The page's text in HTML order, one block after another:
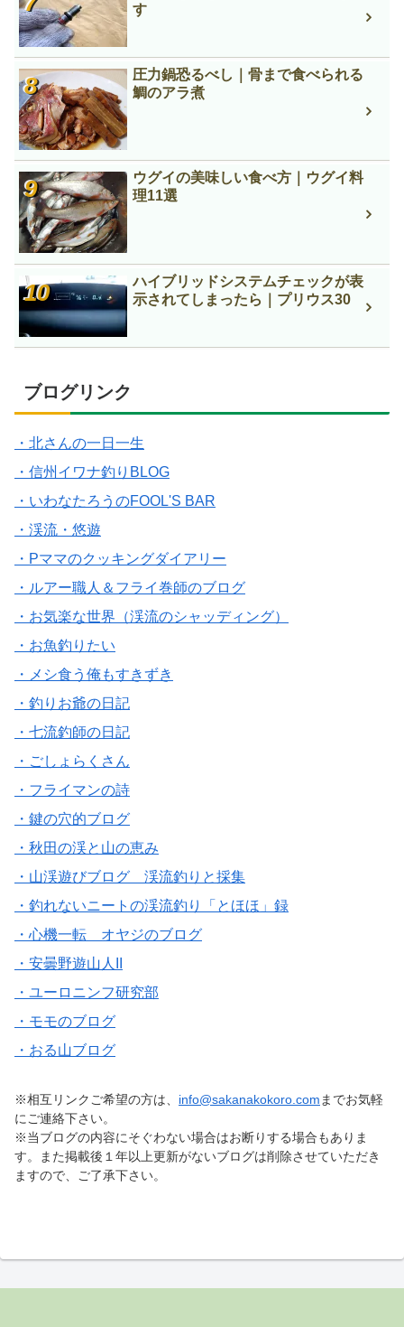
す
圧力鍋恐るべし｜骨まで食べられる
鯛のアラ煮
ウグイの美味しい食べ方｜ウグイ料
理11選
ハイブリッドシステムチェックが表
示されてしまったら｜プリウス30
ブログリンク
・北さんの一日一生
・信州イワナ釣りBLOG
・いわなたろうのFOOL'S BAR
・渓流・悠遊
・Pママのクッキングダイアリー
・ルアー職人＆フライ巻師のブログ
・お気楽な世界（渓流のシャッディング）
・お魚釣りたい
・メシ食う俺もすきずき
・釣りお爺の日記
・七流釣師の日記
・ごしょらくさん
・フライマンの詩
・鍵の穴的ブログ
・秋田の渓と山の恵み
・山渓遊びブログ 渓流釣りと採集
・釣れないニートの渓流釣り「とほほ」録
・心機一転 オヤジのブログ
・安曇野遊山人II
・ユーロニンフ研究部
・モモのブログ
・おる山ブログ
※相互リンクご希望の方は、 info@sakanakokoro.com までお気軽
にご連絡下さい。
※当ブログの内容にそぐわない場合はお断りする場合もありま
す。また掲載後１年以上更新がないブログは削除させていただき
ますので、ご了承下さい。